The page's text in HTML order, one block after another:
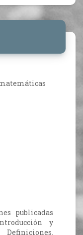
publicadas
y